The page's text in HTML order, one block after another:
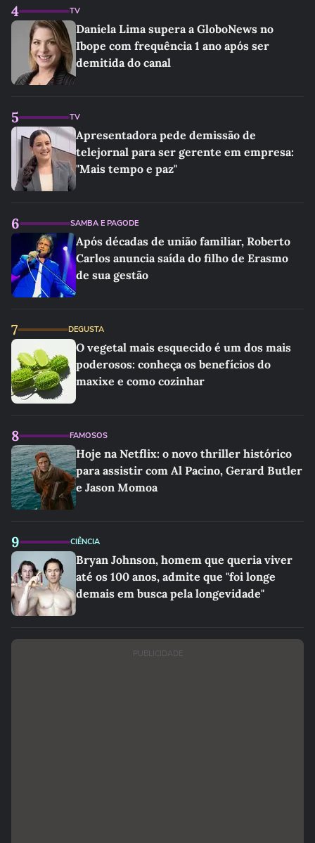
4 TV
Daniela Lima supera a GloboNews no
Ibope com frequência 1 ano após ser
demitida do canal
5 TV
Apresentadora pede demissão de
telejornal para ser gerente em empresa:
"Mais tempo e paz"
6 SAMBA E PAGODE
Após décadas de união familiar, Roberto
Carlos anuncia saída do filho de Erasmo
de sua gestão
7 DEGUSTA
O vegetal mais esquecido é um dos mais
poderosos: conheça os benefícios do
maxixe e como cozinhar
8 FAMOSOS
Hoje na Netflix: o novo thriller histórico
para assistir com Al Pacino, Gerard Butler
e Jason Momoa
9 CIÊNCIA
Bryan Johnson, homem que queria viver
até os 100 anos, admite que "foi longe
demais em busca pela longevidade"
PUBLICIDADE